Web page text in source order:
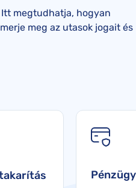
megtudhatja, hogyan
meg az utasok jogait és